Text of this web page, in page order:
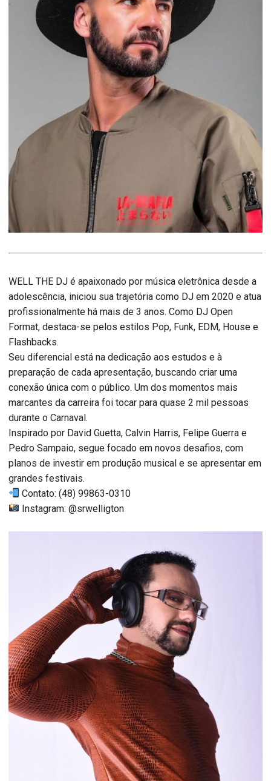
WELL THE DJ é apaixonado por música eletrônica desde a
adolescência, iniciou sua trajetória como DJ em 2020 e atua
profissionalmente há mais de 3 anos. Como DJ Open
Format, destaca-se pelos estilos Pop, Funk, EDM, House e
Flashbacks.
Seu diferencial está na dedicação aos estudos e à
preparação de cada apresentação, buscando criar uma
conexão única com o público. Um dos momentos mais
marcantes da carreira foi tocar para quase 2 mil pessoas
durante o Carnaval.
Inspirado por David Guetta, Calvin Harris, Felipe Guerra e
Pedro Sampaio, segue focado em novos desafios, com
planos de investir em produção musical e se apresentar em
grandes festivais.
Contato: (48) 99863-0310
Instagram: @srwelligton